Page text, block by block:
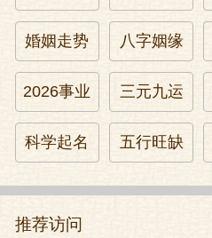
婚姻走势 八字姻缘
2026事业 三元九运
科学起名 五行旺缺
推荐访问